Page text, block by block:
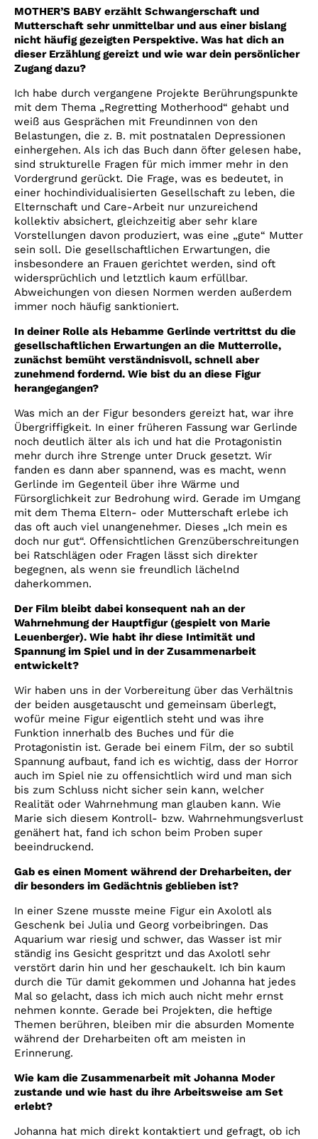
MOTHER’S BABY erzählt Schwangerschaft und
Mutterschaft sehr unmittelbar und aus einer bislang
nicht häufig gezeigten Perspektive. Was hat dich an
dieser Erzählung gereizt und wie war dein persönlicher
Zugang dazu?
Ich habe durch vergangene Projekte Berührungspunkte
mit dem Thema „Regretting Motherhood“ gehabt und
weiß aus Gesprächen mit Freundinnen von den
Belastungen, die z. B. mit postnatalen Depressionen
einhergehen. Als ich das Buch dann öfter gelesen habe,
sind strukturelle Fragen für mich immer mehr in den
Vordergrund gerückt. Die Frage, was es bedeutet, in
einer hochindividualisierten Gesellschaft zu leben, die
Elternschaft und Care-Arbeit nur unzureichend
kollektiv absichert, gleichzeitig aber sehr klare
Vorstellungen davon produziert, was eine „gute“ Mutter
sein soll. Die gesellschaftlichen Erwartungen, die
insbesondere an Frauen gerichtet werden, sind oft
widersprüchlich und letztlich kaum erfüllbar.
Abweichungen von diesen Normen werden außerdem
immer noch häufig sanktioniert.
In deiner Rolle als Hebamme Gerlinde vertrittst du die
gesellschaftlichen Erwartungen an die Mutterrolle,
zunächst bemüht verständnisvoll, schnell aber
zunehmend fordernd. Wie bist du an diese Figur
herangegangen?
Was mich an der Figur besonders gereizt hat, war ihre
Übergriffigkeit. In einer früheren Fassung war Gerlinde
noch deutlich älter als ich und hat die Protagonistin
mehr durch ihre Strenge unter Druck gesetzt. Wir
fanden es dann aber spannend, was es macht, wenn
Gerlinde im Gegenteil über ihre Wärme und
Fürsorglichkeit zur Bedrohung wird. Gerade im Umgang
mit dem Thema Eltern- oder Mutterschaft erlebe ich
das oft auch viel unangenehmer. Dieses „Ich mein es
doch nur gut“. Offensichtlichen Grenzüberschreitungen
bei Ratschlägen oder Fragen lässt sich direkter
begegnen, als wenn sie freundlich lächelnd
daherkommen.
Der Film bleibt dabei konsequent nah an der
Wahrnehmung der Hauptfigur (gespielt von Marie
Leuenberger). Wie habt ihr diese Intimität und
Spannung im Spiel und in der Zusammenarbeit
entwickelt?
Wir haben uns in der Vorbereitung über das Verhältnis
der beiden ausgetauscht und gemeinsam überlegt,
wofür meine Figur eigentlich steht und was ihre
Funktion innerhalb des Buches und für die
Protagonistin ist. Gerade bei einem Film, der so subtil
Spannung aufbaut, fand ich es wichtig, dass der Horror
auch im Spiel nie zu offensichtlich wird und man sich
bis zum Schluss nicht sicher sein kann, welcher
Realität oder Wahrnehmung man glauben kann. Wie
Marie sich diesem Kontroll- bzw. Wahrnehmungsverlust
genähert hat, fand ich schon beim Proben super
beeindruckend.
Gab es einen Moment während der Dreharbeiten, der
dir besonders im Gedächtnis geblieben ist?
In einer Szene musste meine Figur ein Axolotl als
Geschenk bei Julia und Georg vorbeibringen. Das
Aquarium war riesig und schwer, das Wasser ist mir
ständig ins Gesicht gespritzt und das Axolotl sehr
verstört darin hin und her geschaukelt. Ich bin kaum
durch die Tür damit gekommen und Johanna hat jedes
Mal so gelacht, dass ich mich auch nicht mehr ernst
nehmen konnte. Gerade bei Projekten, die heftige
Themen berühren, bleiben mir die absurden Momente
während der Dreharbeiten oft am meisten in
Erinnerung.
Wie kam die Zusammenarbeit mit Johanna Moder
zustande und wie hast du ihre Arbeitsweise am Set
erlebt?
Johanna hat mich direkt kontaktiert und gefragt, ob ich